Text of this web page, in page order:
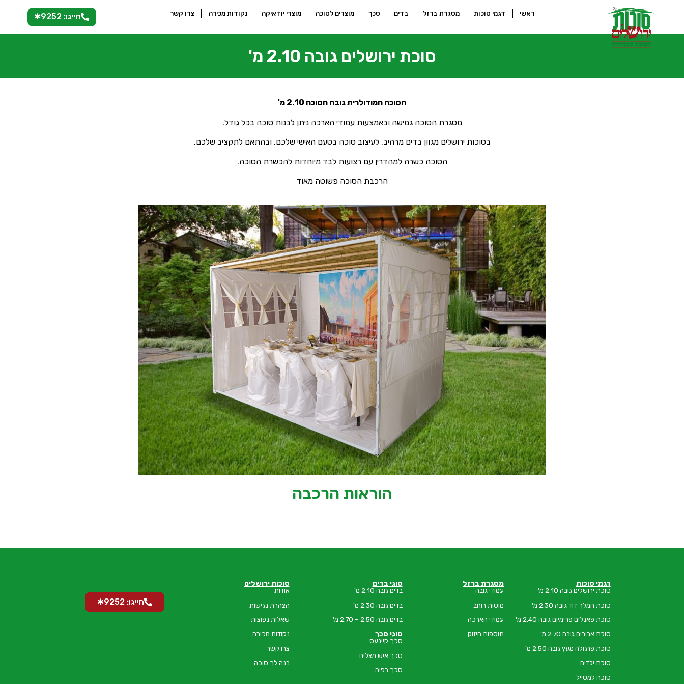
חייגו: 9252✱ ראשי דגמי סוכות מסגרת ברזל בדים סכך מוצרים לסוכה מוצרי יודאיקה נקודות מכירה צרו קשר
סוכת ירושלים גובה 2.10 מ'
הסוכה המודולרית גובה הסוכה 2.10 מ'
מסגרת הסוכה גמישה ובאמצעות עמודי הארכה ניתן לבנות סוכה בכל גודל.
בסוכות ירושלים מגוון בדים מרהיב, לעיצוב סוכה בטעם האישי שלכם, ובהתאם לתקציב שלכם.
הסוכה כשרה למהדרין עם רצועות לבד מיוחדות להכשרת הסוכה.
הרכבת הסוכה פשוטה מאוד
הוראות הרכבה
דגמי סוכות
סוכת ירושלים גובה 2.10 מ'
סוכת המלך דוד גובה 2.30 מ'
סוכת פאנלים פרימיום גובה 2.40 מ'
סוכת אבירים גובה 2.70 מ'
סוכת פרגולה מעץ גובה 2.50 מ'
סוכת ילדים
סוכה למטייל
מסגרת ברזל
עמודי גובה
מוטות רוחב
עמודי הארכה
תוספות חיזוק
סוגי בדים
בדים גובה 2.10 מ'
בדים גובה 2.30 מ'
בדים גובה 2.50 – 2.70 מ'
סוגי סכך
סכך קיינעס
סכך איש מצליח
סכך רפיה
סוכות ירושלים
אודות
הצהרת נגישות
שאלות נפוצות
נקודות מכירה
צרו קשר
בנה לך סוכה
חייגו: 9252✱